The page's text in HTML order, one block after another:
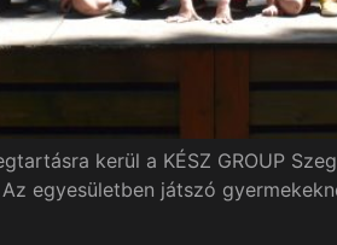
kerül a KÉSZ GROUP
egyesületben játszó